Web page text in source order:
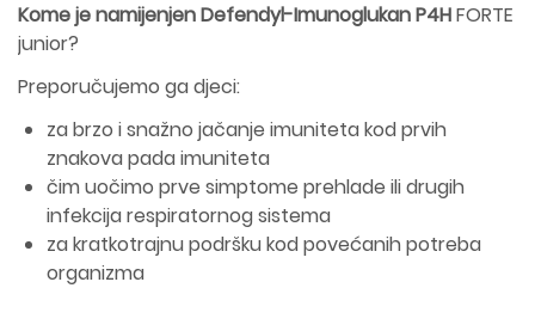
Kome je namijenjen Defendyl-Imunoglukan P4HFORTE
junior?
Preporučujemo ga djeci:
za brzo i snažno jačanje imuniteta kod prvih
znakova pada imuniteta
čim uočimo prve simptome prehlade ili drugih
infekcija respiratornog sistema
za kratkotrajnu podršku kod povećanih potreba
organizma